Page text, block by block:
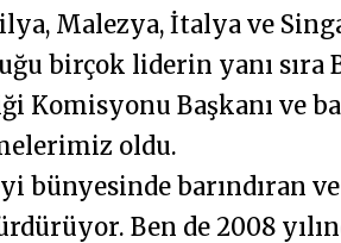
Malezya, İtalya ve
birçok liderin yanı
Komisyonu Başkanı ve
oldu.
bünyesinde barındıran
Ben de 2008